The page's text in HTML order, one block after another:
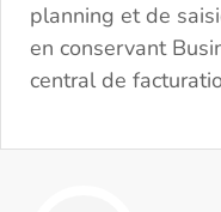
planning et de
en conservant
central de